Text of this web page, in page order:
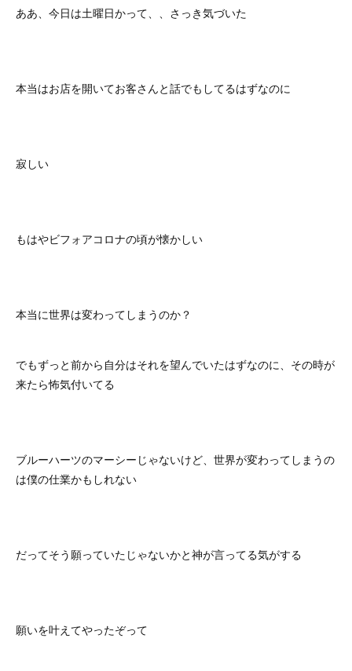
ああ、今日は土曜日かって、、さっき気づいた
本当はお店を開いてお客さんと話でもしてるはずなのに
寂しい
もはやビフォアコロナの頃が懐かしい
本当に世界は変わってしまうのか？
でもずっと前から自分はそれを望んでいたはずなのに、その時が
来たら怖気付いてる
ブルーハーツのマーシーじゃないけど、世界が変わってしまうの
は僕の仕業かもしれない
だってそう願っていたじゃないかと神が言ってる気がする
願いを叶えてやったぞって